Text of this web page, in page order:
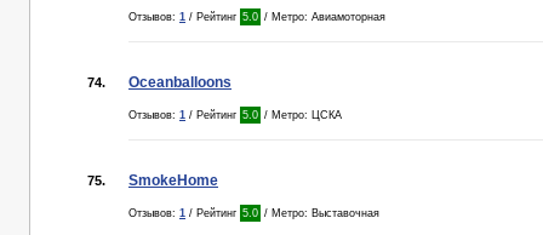
Отзывов: 1 / Рейтинг 5.0 / Метро: Авиамоторная
74. Oceanballoons
Отзывов: 1 / Рейтинг 5.0 / Метро: ЦСКА
75. SmokeHome
Отзывов: 1 / Рейтинг 5.0 / Метро: Выставочная